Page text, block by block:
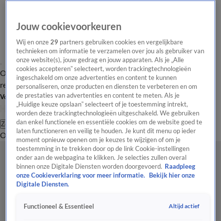
Overzicht Laatste nieuws Regionieuws Het beste van Hart
Tip de
redactie
Volg Hart van Nederland
Zoeken
OverzichtRegioUitzendingenWeerTip de redactiePanelVideo's
Jouw cookievoorkeuren
Wij en onze29 partners gebruiken cookies en vergelijkbare
technieken om informatie te verzamelen over jou als gebruiker van
onze website(s), jouw gedrag en jouw apparaten. Als je „Alle
cookies accepteren” selecteert, worden trackingtechnologieën
ingeschakeld om onze advertenties en content te kunnen
personaliseren, onze producten en diensten te verbeteren en om
de prestaties van advertenties en content te meten. Als je
„Huidige keuze opslaan” selecteert of je toestemming intrekt,
worden deze trackingtechnologieën uitgeschakeld. We gebruiken
dan enkel functionele en essentiële cookies om de website goed te
laten functioneren en veilig te houden. Je kunt dit menu op ieder
moment opnieuw openen om je keuzes te wijzigen of om je
toestemming in te trekken door op de link Cookie-instellingen
onder aan de webpagina te klikken. Je selecties zullen overal
binnen onze Digitale Diensten worden doorgevoerd. Raadpleeg
onze Cookieverklaring voor meer informatie.
Bekijk hier onze
Digitale Diensten.
Functioneel & Essentieel Altijd actief